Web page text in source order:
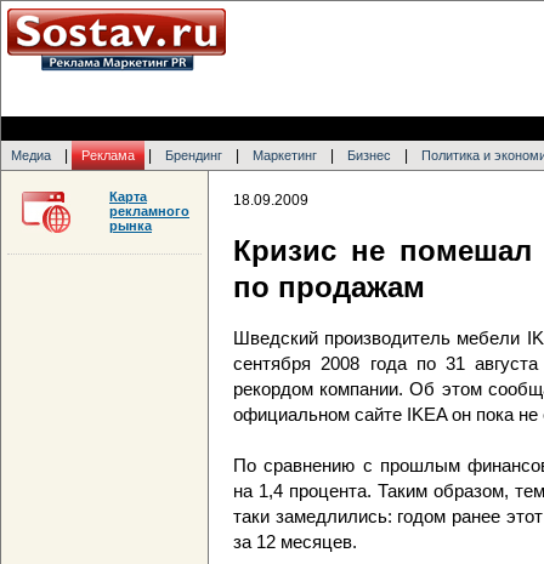
Медиа Реклама Брендинг Маркетинг Бизнес Политика и
18.09.2009
Кризис не помешал
по продажам
Шведский производитель мебели
сентября 2008 года по 31
рекордом компании. Об этом
официальном сайте IKEA он пока не
По сравнению с прошлым
на 1,4 процента. Таким образом,
таки замедлились: годом ранее
за 12 месяцев.
Карта
рекламного
рынка